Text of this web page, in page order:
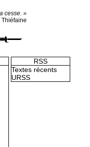
cesse. »
Thiéfaine
RSS
Textes récents
URSS